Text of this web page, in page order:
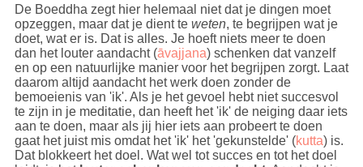
De Boeddha zegt hier helemaal niet dat je dingen moet
opzeggen, maar dat je dient te weten, te begrijpen wat je
doet, wat er is. Dat is alles. Je hoeft niets meer te doen
dan het louter aandacht (āvajjana) schenken dat vanzelf
en op een natuurlijke manier voor het begrijpen zorgt. Laat
daarom altijd aandacht het werk doen zonder de
bemoeienis van 'ik'. Als je het gevoel hebt niet succesvol
te zijn in je meditatie, dan heeft het 'ik' de neiging daar iets
aan te doen, maar als jij hier iets aan probeert te doen
gaat het juist mis omdat het 'ik' het 'gekunstelde' (kutta) is.
Dat blokkeert het doel. Wat wel tot succes en tot het doel